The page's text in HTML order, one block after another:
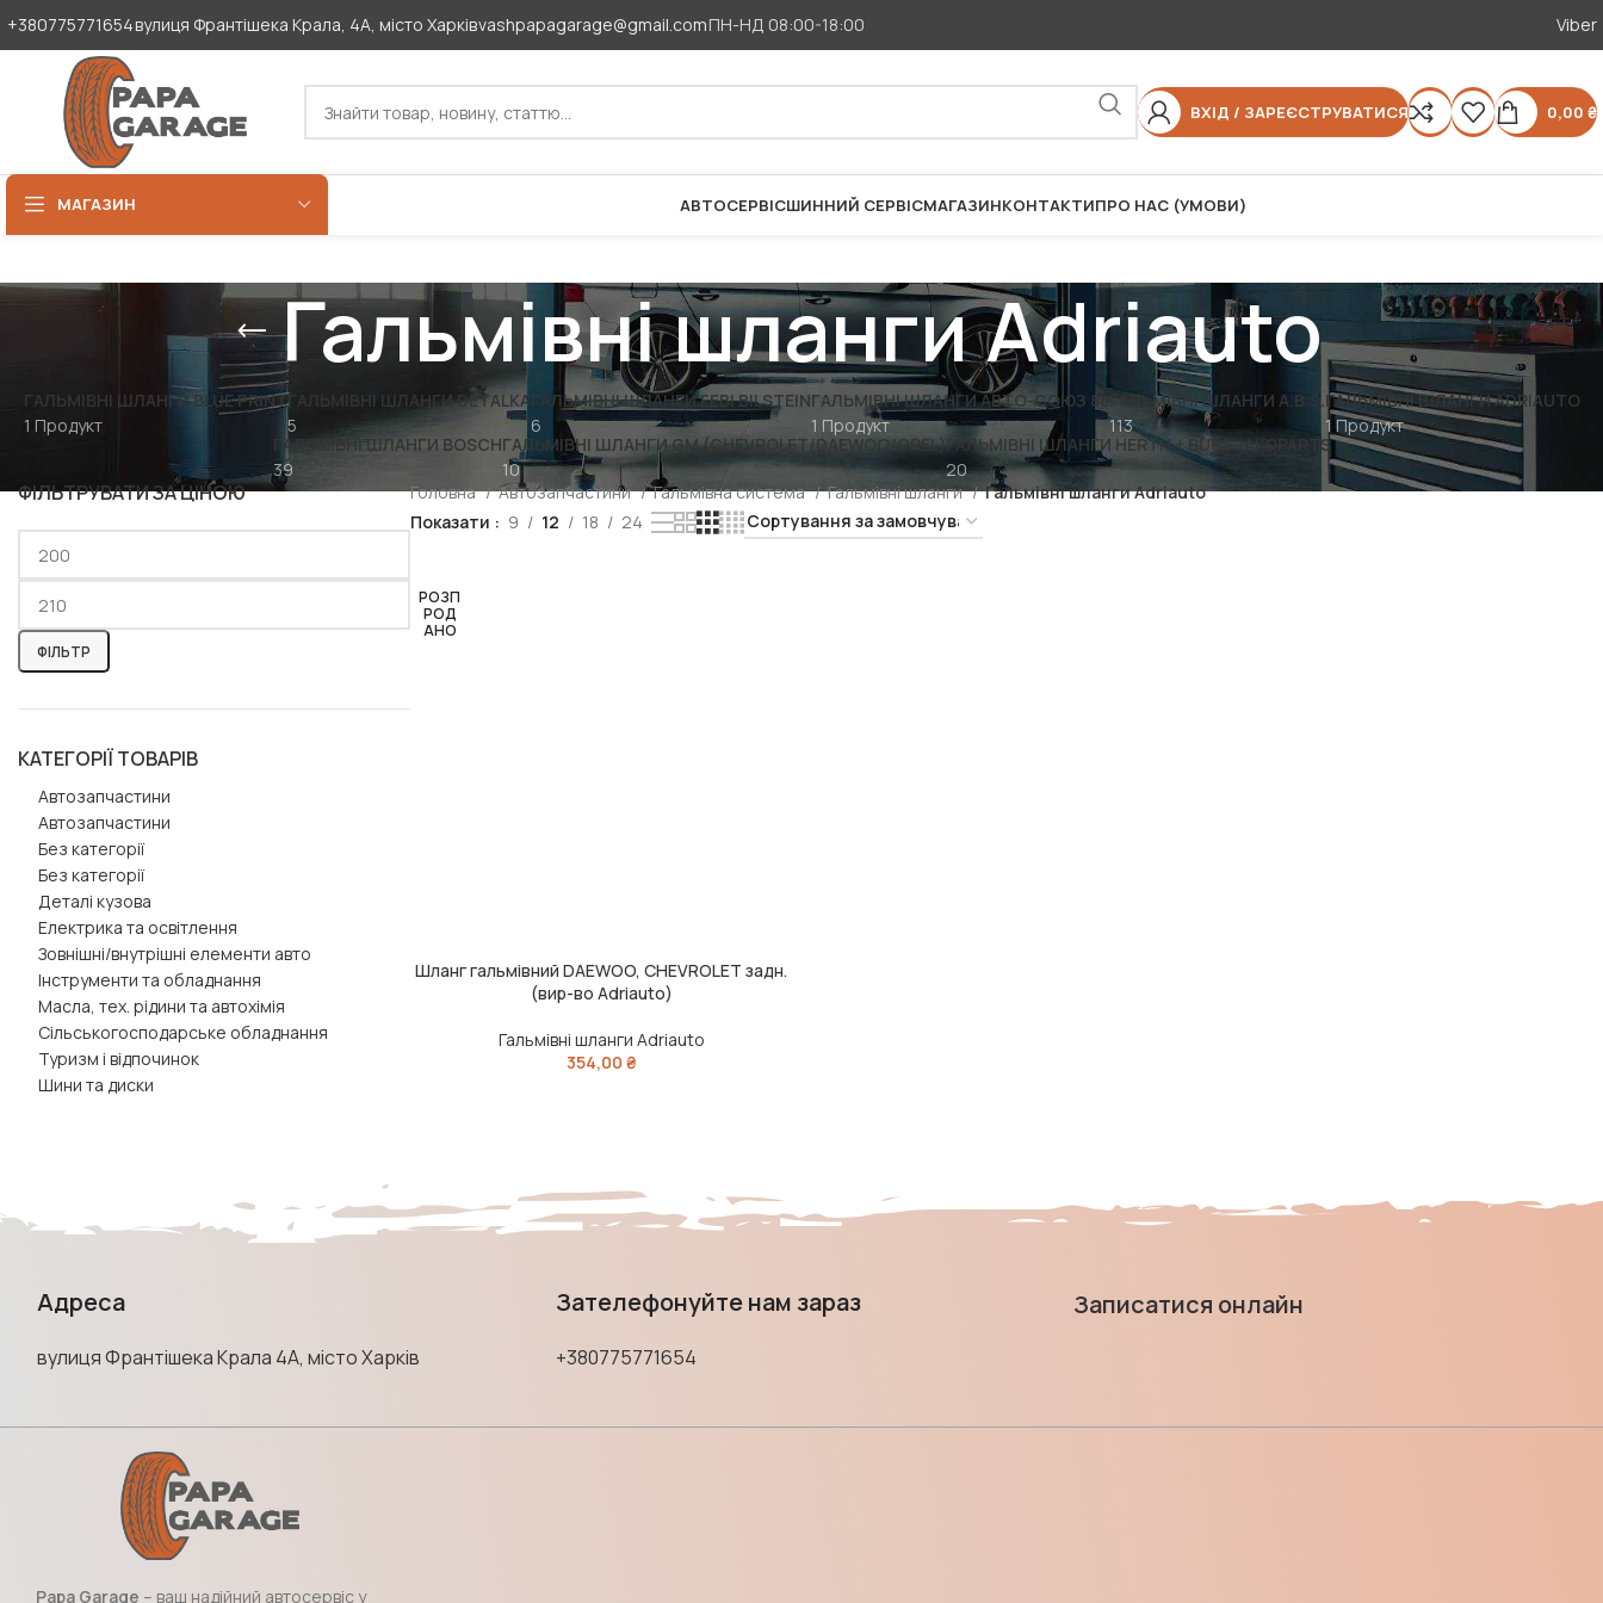
+380775771654вулиця Франтішека Крала, 4А, місто Харківvashpapagarage@gmail.comПН-НД 08:00-18:00 Viber
ВХІД / ЗАРЕЄСТРУВАТИСЯ 0,00 ₴
МАГАЗИН АВТОСЕРВІСШИННИЙ СЕРВІСМАГАЗИНКОНТАКТИПРО НАС (УМОВИ)
Гальмівні шланги Adriauto
ГАЛЬМІВНІ ШЛАНГИ BLUE PRINT
1 Продукт
ГАЛЬМІВНІ ШЛАНГИ DETALKA
5
ГАЛЬМІВНІ ШЛАНГИ FEBI BILSTEIN
6
ГАЛЬМІВНІ ШЛАНГИ АВТО-СОЮЗ 88
1 Продукт
ГАЛЬМІВНІ ШЛАНГИ A.B.S.
113
ГАЛЬМІВНІ ШЛАНГИ ADRIAUTO
1 Продукт
ГАЛЬМІВНІ ШЛАНГИ BOSCH
39
ГАЛЬМІВНІ ШЛАНГИ GM (CHEVROLET/DAEWOO/OPEL)
10
ГАЛЬМІВНІ ШЛАНГИ HERTH + BUSS JAKOPARTS
20
ФІЛЬТРУВАТИ ЗА ЦІНОЮ
ФІЛЬТР
КАТЕГОРІЇ ТОВАРІВ
Автозапчастини
Автозапчастини
Без категорії
Без категорії
Деталі кузова
Електрика та освітлення
Зовнішні/внутрішні елементи авто
Інструменти та обладнання
Масла, тех. рідини та автохімія
Сільськогосподарське обладнання
Туризм і відпочинок
Шини та диски
Головна Автозапчастини Гальмівна система Гальмівні шланги
Гальмівні шланги Adriauto
Показати
9 12 18 24
РОЗП
РОД
АНО
ЧИТАТИ ДАЛІ
Шланг гальмівний DAEWOO, CHEVROLET задн.
(вир-во Adriauto)
Гальмівні шланги Adriauto
354,00 ₴
Адреса
вулиця Франтішека Крала 4А, місто Харків
Зателефонуйте нам зараз
+380775771654
Записатися онлайн
Papa Garage – ваш надійний автосервіс у